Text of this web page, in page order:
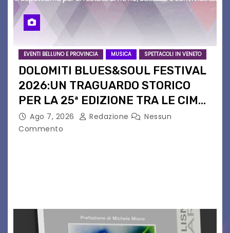
EVENTI BELLUNO E PROVINCIA MUSICA SPETTACOLI IN VENETO
DOLOMITI BLUES&SOUL FESTIVAL
2026:UN TRAGUARDO STORICO
PER LA 25ª EDIZIONE TRA LE CIME
PATRIMONIO UNESCO
Ago 7, 2026 Redazione
Nessun
Commento